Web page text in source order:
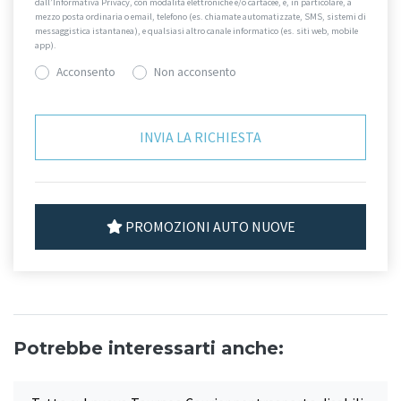
dall’Informativa Privacy, con modalità elettroniche e/o cartacee, e, in particolare, a
mezzo posta ordinaria o email, telefono (es. chiamate automatizzate, SMS, sistemi di
messaggistica istantanea), e qualsiasi altro canale informatico (es. siti web, mobile
app).
Acconsento Non acconsento
PROMOZIONI AUTO NUOVE
Potrebbe interessarti anche: